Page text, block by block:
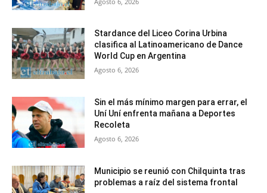
Stardance del Liceo Corina Urbina
clasifica al Latinoamericano de Dance
World Cup en Argentina
Agosto 6, 2026
Sin el más mínimo margen para errar, el
Uní Uní enfrenta mañana a Deportes
Recoleta
Agosto 6, 2026
Municipio se reunió con Chilquinta tras
problemas a raíz del sistema frontal